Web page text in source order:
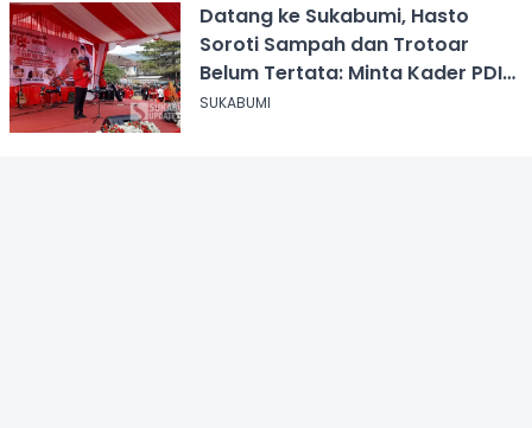
Datang ke Sukabumi, Hasto
Soroti Sampah dan Trotoar
Belum Tertata: Minta Kader PDIP
Bersihkan Kota
SUKABUMI